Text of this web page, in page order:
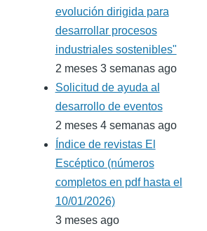
evolución dirigida para
desarrollar procesos
industriales sostenibles"
2 meses 3 semanas ago
Solicitud de ayuda al
desarrollo de eventos
2 meses 4 semanas ago
Índice de revistas El
Escéptico (números
completos en pdf hasta el
10/01/2026)
3 meses ago